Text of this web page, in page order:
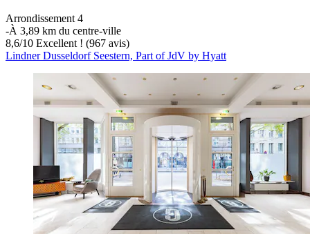
Arrondissement 4
‐À 3,89 km du centre-ville
8,6/10 Excellent ! (967 avis)
Lindner Dusseldorf Seestern, Part of JdV by Hyatt